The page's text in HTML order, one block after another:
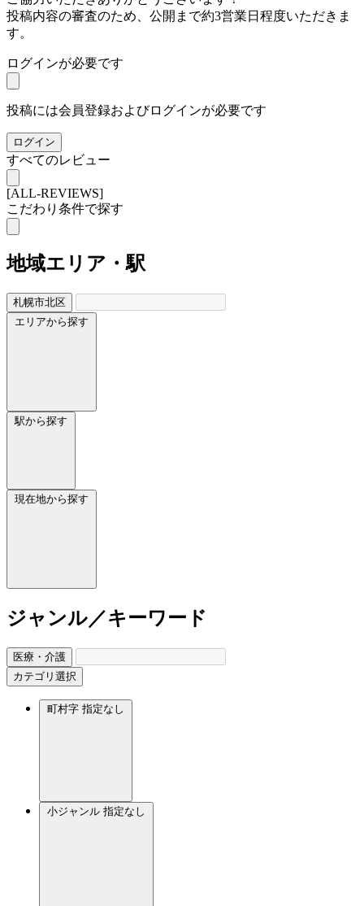
投稿内容の審査のため、公開まで約3営業日程度いただきま
す。
ログインが必要です
投稿には会員登録およびログインが必要です
ログイン
すべてのレビュー
[ALL-REVIEWS]
こだわり条件で探す
地域エリア・駅
札幌市北区
エリアから探す
駅から探す
現在地から探す
ジャンル／キーワード
医療・介護
カテゴリ選択
町村字 指定なし
小ジャンル 指定なし